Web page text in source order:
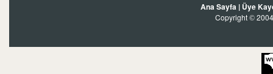
Ana Sayfa | Üye
Copyright ©